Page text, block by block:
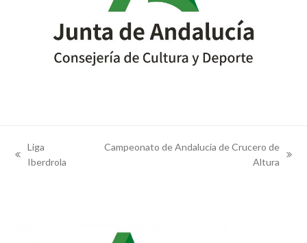
previous
Liga
Iberdrola
Campeonato de Andalucía de Crucero de
Altura